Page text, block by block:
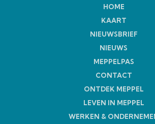
HOME
KAART
NIEUWSBRIEF
NIEUWS
MEPPELPAS
CONTACT
ONTDEK MEPPEL
LEVEN IN MEPPEL
WERKEN &